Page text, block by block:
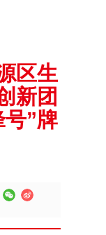
区生
新团
号”牌